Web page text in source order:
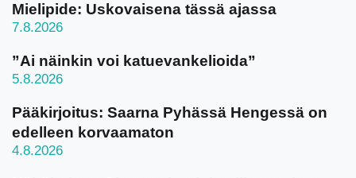
Mielipide: Uskovaisena tässä ajassa
7.8.2026
”Ai näinkin voi katuevankelioida”
5.8.2026
Pääkirjoitus: Saarna Pyhässä Hengessä on
edelleen korvaamaton
4.8.2026